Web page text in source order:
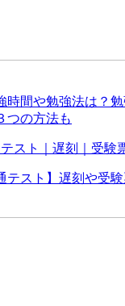
時間や勉強法は？
つの方法も
テスト】遅刻や受